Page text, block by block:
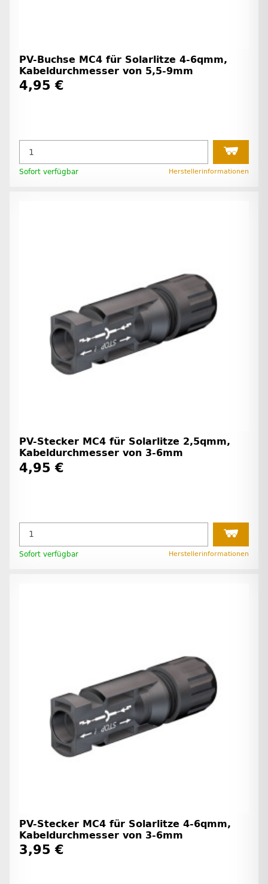
PV-Buchse MC4 für Solarlitze 4-6qmm,
Kabeldurchmesser von 5,5-9mm
4,95 €
Sofort verfügbar Herstellerinformationen
PV-Stecker MC4 für Solarlitze 2,5qmm,
Kabeldurchmesser von 3-6mm
4,95 €
Sofort verfügbar Herstellerinformationen
PV-Stecker MC4 für Solarlitze 4-6qmm,
Kabeldurchmesser von 3-6mm
3,95 €